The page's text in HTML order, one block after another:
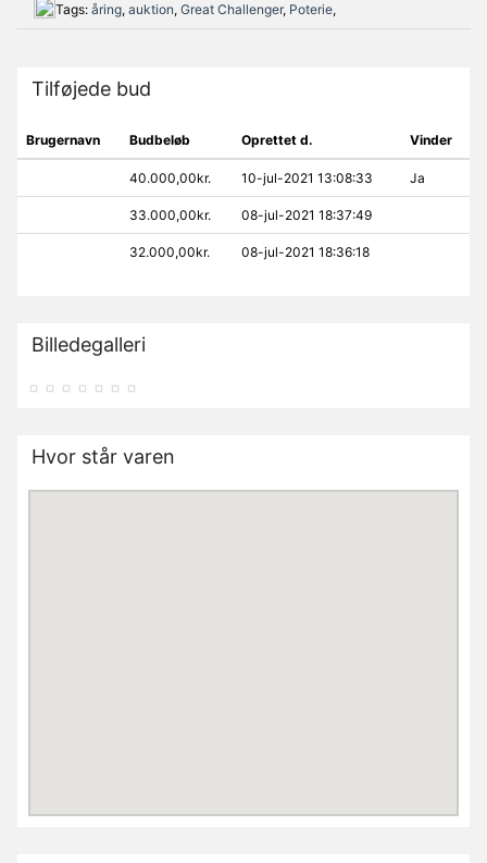
Tags: åring, auktion, Great Challenger, Poterie,
Tilføjede bud
Brugernavn Budbeløb Oprettet d. Vinder
40.000,00kr. 10-jul-2021 13:08:33 Ja
33.000,00kr. 08-jul-2021 18:37:49
32.000,00kr. 08-jul-2021 18:36:18
Billedegalleri
Hvor står varen